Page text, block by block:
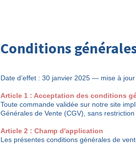
Conditions
Date d’effet : 30 janvier 2025 — mise à
Article 1 : Acceptation des conditions
Toute commande validée sur notre site
Générales de Vente (CGV), sans restriction
Article 2 : Champ d'application
Les présentes conditions générales de